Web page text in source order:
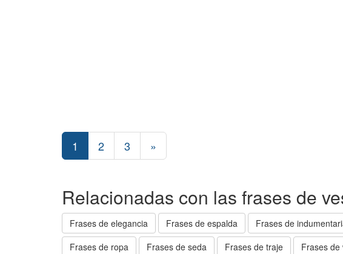
1 2 3 »
Relacionadas con las frases de
Frases de elegancia Frases de espalda Frases de
Frases de ropa
Frases de seda Frases de traje Frases de